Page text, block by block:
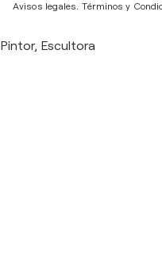
Avisos legales. Términos y
Pintor, Escultora